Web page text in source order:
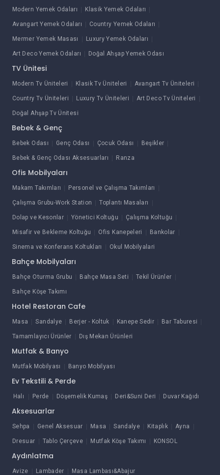
Modern Yemek Odaları Klasik Yemek Odaları
Avangart Yemek Odaları Country Yemek Odaları
Mermer Yemek Masası Luxury Yemek Odaları
Art Deco Yemek Odaları Doğal Ahşap Yemek Odası
TV Ünitesi
Modern Tv Üniteleri Klasik Tv Üniteleri Avangart Tv Üniteleri
Country Tv Üniteleri Luxury Tv Üniteleri Art Deco Tv Üniteleri
Doğal Ahşap Tv Ünitesi
Bebek & Genç
Bebek Odası Genç Odası Çocuk Odası Beşikler
Bebek & Genç Odası Aksesuarları Ranza
Ofis Mobilyaları
Makam Takımları Personel ve Çalışma Takımları
Çalışma Grubu-Work Station Toplantı Masaları
Dolap ve Kesonlar Yönetici Koltuğu Çalışma Koltuğu
Misafir ve Bekleme Koltuğu Ofis Kanepeleri Bankolar
Sinema ve Konferans Koltukları Okul Mobilyalari
Bahçe Mobilyaları
Bahçe Oturma Grubu Bahçe Masa Seti Tekil Ürünler
Bahçe Köşe Takımı
Hotel Restoran Cafe
Masa Sandalye Berjer - Koltuk Kanepe Sedir Bar Taburesi
Tamamlayıcı Ürünler Dış Mekan Ürünleri
Mutfak & Banyo
Mutfak Mobilyası Banyo Mobilyası
Ev Tekstili & Perde
Halı Perde Döşemelik Kumaş Deri&Suni Deri Duvar Kağıdı
Aksesuarlar
Sehpa Genel Aksesuar Masa Sandalye Kitaplık Ayna
Dresuar Tablo Çerçeve Mutfak Köşe Takımı KONSOL
Aydınlatma
Avize Lambader Masa Lambası&Abajur